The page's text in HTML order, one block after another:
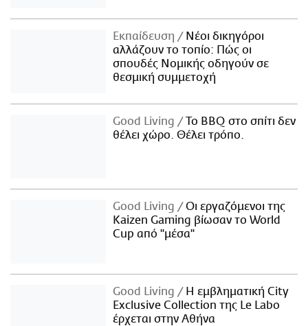
Εκπαίδευση
Νέοι δικηγόροι
αλλάζουν το τοπίο: Πώς οι
σπουδές Νομικής οδηγούν σε
θεσμική συμμετοχή
Good Living
Το BBQ στο σπίτι δεν
θέλει χώρο. Θέλει τρόπο.
Good Living
Οι εργαζόμενοι της
Kaizen Gaming βίωσαν το World
Cup από "μέσα"
Good Living
Η εμβληματική City
Exclusive Collection της Le Labo
έρχεται στην Αθήνα